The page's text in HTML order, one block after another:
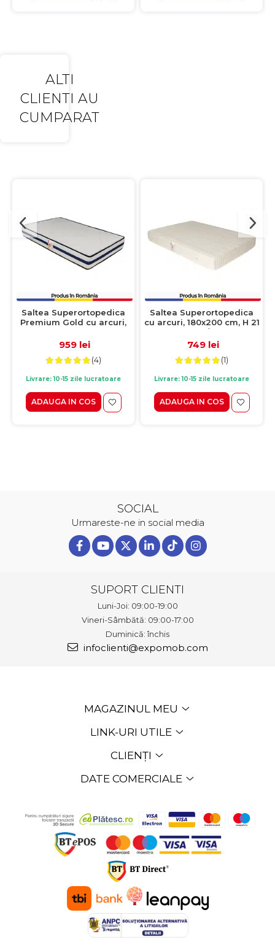
ALTI
CLIENTI AU
CUMPARAT
Saltea Superortopedica
Premium Gold cu arcuri,
vara/fata iarna
959 lei
(4)
Livrare: 10-15 zile lucratoare
ADAUGA IN COS
Saltea Superortopedica
cu arcuri, 180x200 cm, H 21
cm, fata vara/fata iarna,
crem
749 lei
(1)
Livrare: 10-15 zile lucratoare
ADAUGA IN COS
SOCIAL
Urmareste-ne in social media
SUPORT CLIENTI
Luni-Joi: 09:00-19:00
Vineri-Sâmbătă: 09:00-17:00
Duminică: închis
infoclienti@expomob.com
MAGAZINUL MEU
LINK-URI UTILE
CLIENȚI
DATE COMERCIALE